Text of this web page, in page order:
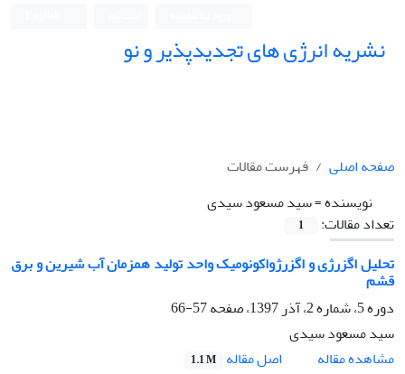
نشریه انرژی های تجدیدپذیر و نو
صفحه اصلی
فهرست مقالات
نویسنده =سید مسعود سیدی
تعداد مقالات:
1
تحلیل اگزرژی و اگزرژواکونومیک واحد تولید همزمان آب شیرین و برق
قشم
دوره 5، شماره 2، آذر 1397، صفحه
57-66
سید مسعود سیدی
مشاهده مقاله
اصل مقاله 1.1 M